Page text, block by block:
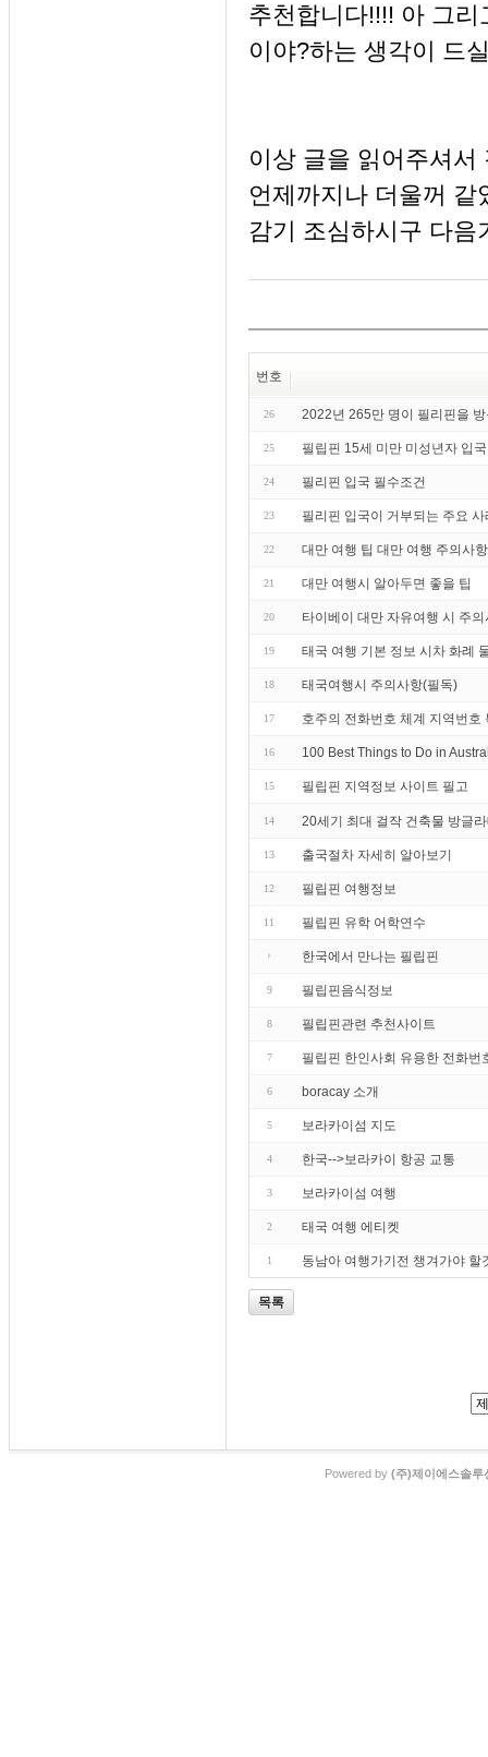
추천합니다!!!! 아 그
이야?하는 생각이 드
이상 글을 읽어주셔서
언제까지나 더울꺼
감기 조심하시구 다음
번호
26 2022년 265만 명이 필리핀을
25 필립핀 15세 미만 미성년자 입
24 필리핀 입국 필수조건
23 필리핀 입국이 거부되는 주요 사
22 대만 여행 팁 대만 여행 주의사항
21 대만 여행시 알아두면 좋을 팁
20 타이베이 대만 자유여행 시 주의
19 태국 여행 기본 정보 시차 화례
18 태국여행시 주의사항(필독)
17 호주의 전화번호 체계 지역번호
16 100 Best Things to Do in
15 필립핀 지역정보 사이트 필고
14 20세기 최대 걸작 건축물 방글
13 출국절차 자세히 알아보기
12 필립핀 여행정보
11 필립핀 유학 어학연수
한국에서 만나는 필립핀
9 필립핀음식정보
8 필립핀관련 추천사이트
7 필립핀 한인사회 유용한 전화번
6 boracay 소개
5 보라카이섬 지도
4 한국-->보라카이 항공 교통
3 보라카이섬 여행
2 태국 여행 에티켓
1 동남아 여행가기전 챙겨가야 할
목록
Powered by (주)제이에스솔루